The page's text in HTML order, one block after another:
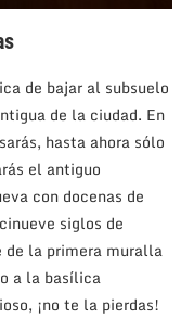
de bajar al subsuelo
de la ciudad. En
hasta ahora sólo
el antiguo
con docenas de
siglos de
de la primera muralla
a la basílica
¡no te la pierdas!